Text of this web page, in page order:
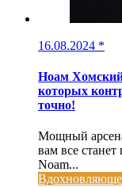
16.08.2024 *
Ноам
которых
точно!
Мощный
вам все
Noam...